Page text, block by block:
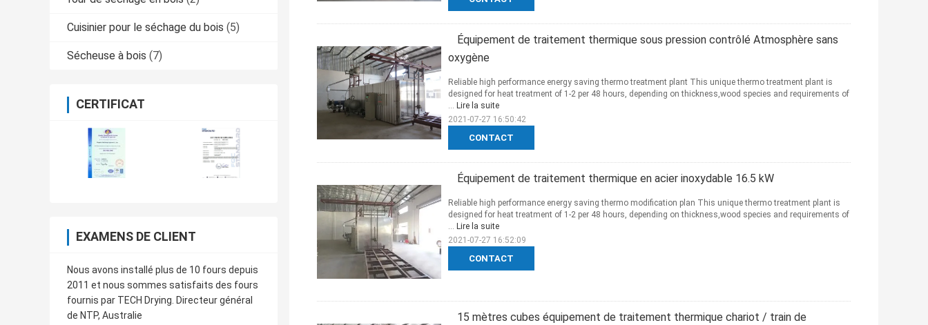
Cuisinier pour le séchage du bois (5)
Sécheuse à bois (7)
CERTIFICAT
EXAMENS DE CLIENT
Nous avons installé plus de 10 fours depuis
2011 et nous sommes satisfaits des fours
fournis par TECH Drying. Directeur général
de NTP, Australie
Équipement de traitement thermique sous pression contrôlé Atmosphère sans
oxygène
CONTACT
Reliable high performance energy saving thermo treatment plant This unique thermo treatment plant is
designed for heat treatment of 1-2 per 48 hours, depending on thickness,wood species and requirements of
... Lire la suite
2021-07-27 16:50:42
Équipement de traitement thermique en acier inoxydable 16.5 kW
CONTACT
Reliable high performance energy saving thermo modification plan This unique thermo treatment plant is
designed for heat treatment of 1-2 per 48 hours, depending on thickness,wood species and requirements of
... Lire la suite
2021-07-27 16:52:09
15 mètres cubes équipement de traitement thermique chariot / train de